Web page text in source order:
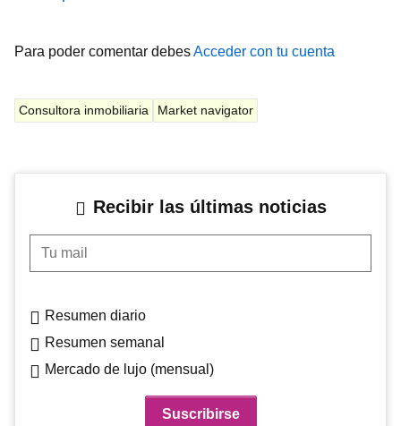
Para poder comentar debesAcceder con tu cuenta
Consultora inmobiliaria Market navigator
Recibir las últimas noticias
Tu mail
Resumen diario
Resumen semanal
Mercado de lujo (mensual)